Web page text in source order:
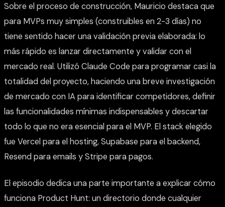
Sobre el proceso de construcción, Mauricio destaca que
para MVPs muy simples (construibles en 2-3 días) no
tiene sentido hacer una validación previa elaborada: lo
más rápido es lanzar directamente y validar con el
mercado real. Utilizó Claude Code para programar casi la
totalidad del proyecto, haciendo una breve investigación
de mercado con IA para identificar competidores, definir
las funcionalidades mínimas indispensables y descartar
todo lo que no era esencial para el MVP. El stack elegido
fue Vercel para el hosting, Supabase para el backend,
Resend para emails y Stripe para pagos.
El episodio dedica una parte importante a explicar cómo
funciona Product Hunt: un directorio donde cualquier